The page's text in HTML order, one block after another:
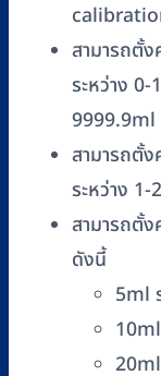
สามารถตั้
ระหว่าง
9999.9ml
สามารถตั้
ระหว่าง
สามารถตั้
ดังนี้
5ml